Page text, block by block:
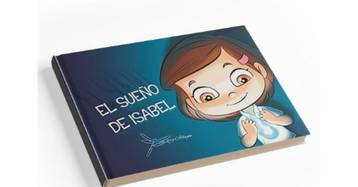
hasta
$16.75
SELECCIONAR OPCIONES
/
DETAILS